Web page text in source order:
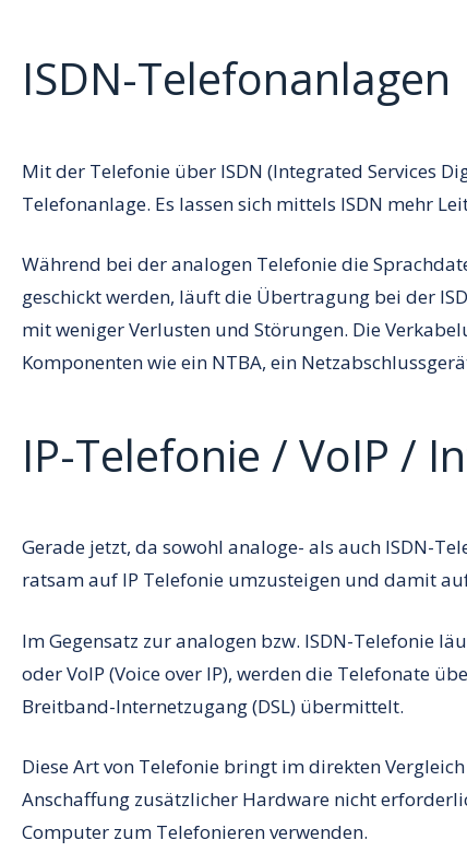
ISDN-Telefonanlagen
Mit der Telefonie über ISDN (Integrated Services
Telefonanlage. Es lassen sich mittels ISDN mehr
Während bei der analogen Telefonie die
geschickt werden, läuft die Übertragung bei der
mit weniger Verlusten und Störungen. Die
Komponenten wie ein NTBA, ein
IP-Telefonie / VoIP /
Gerade jetzt, da sowohl analoge- als auch ISDN-
ratsam auf IP Telefonie umzusteigen und damit
Im Gegensatz zur analogen bzw. ISDN-Telefonie
oder VoIP (Voice over IP), werden die Telefonate
Breitband-Internetzugang (DSL) übermittelt.
Diese Art von Telefonie bringt im direkten
Anschaffung zusätzlicher Hardware nicht
Computer zum Telefonieren verwenden.